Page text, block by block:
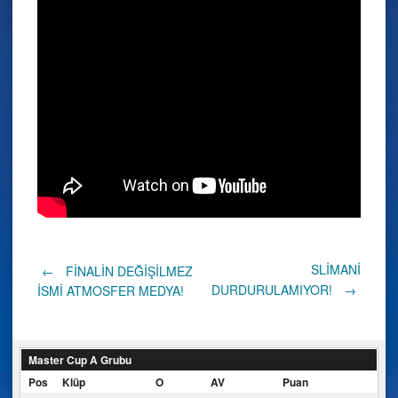
Post
←
FİNALİN DEĞİŞİLMEZ
İSMİ ATMOSFER MEDYA!
SLİMANİ
DURDURULAMIYOR!
→
Master Cup A Grubu
Pos
Klüp O AV Puan